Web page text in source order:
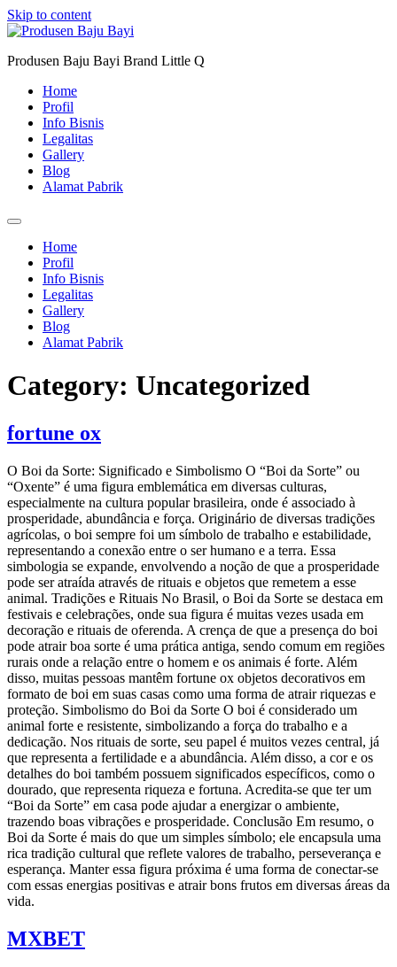
Skip to content
Produsen Baju Bayi Brand Little Q
Home
Profil
Info Bisnis
Legalitas
Gallery
Blog
Alamat Pabrik
Home
Profil
Info Bisnis
Legalitas
Gallery
Blog
Alamat Pabrik
Category: Uncategorized
fortune ox
O Boi da Sorte: Significado e Simbolismo O “Boi da Sorte” ou
“Oxente” é uma figura emblemática em diversas culturas,
especialmente na cultura popular brasileira, onde é associado à
prosperidade, abundância e força. Originário de diversas tradições
agrícolas, o boi sempre foi um símbolo de trabalho e estabilidade,
representando a conexão entre o ser humano e a terra. Essa
simbologia se expande, envolvendo a noção de que a prosperidade
pode ser atraída através de rituais e objetos que remetem a esse
animal. Tradições e Rituais No Brasil, o Boi da Sorte se destaca em
festivais e celebrações, onde sua figura é muitas vezes usada em
decoração e rituais de oferenda. A crença de que a presença do boi
pode atrair boa sorte é uma prática antiga, sendo comum em regiões
rurais onde a relação entre o homem e os animais é forte. Além
disso, muitas pessoas mantêm fortune ox objetos decorativos em
formato de boi em suas casas como uma forma de atrair riquezas e
proteção. Simbolismo do Boi da Sorte O boi é considerado um
animal forte e resistente, simbolizando a força do trabalho e a
dedicação. Nos rituais de sorte, seu papel é muitos vezes central, já
que representa a fertilidade e a abundância. Além disso, a cor e os
detalhes do boi também possuem significados específicos, como o
dourado, que representa riqueza e fortuna. Acredita-se que ter um
“Boi da Sorte” em casa pode ajudar a energizar o ambiente,
trazendo boas vibrações e prosperidade. Conclusão Em resumo, o
Boi da Sorte é mais do que um simples símbolo; ele encapsula uma
rica tradição cultural que reflete valores de trabalho, perseverança e
esperança. Manter essa figura próxima é uma forma de conectar-se
com essas energias positivas e atrair bons frutos em diversas áreas da
vida.
MXBET